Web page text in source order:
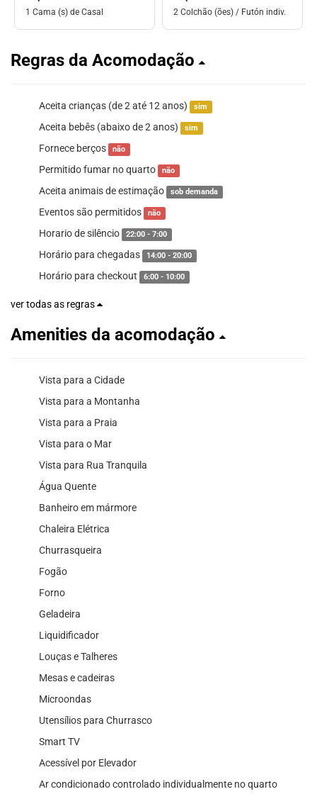
1 Cama (s) de Casal 2 Colchão (ões) / Futón indiv.
Regras da Acomodação
Aceita crianças (de 2 até 12 anos) sim
Aceita bebês (abaixo de 2 anos) sim
Fornece berços não
Permitido fumar no quarto não
Aceita animais de estimação sob demanda
Eventos são permitidos não
Horario de silêncio 22:00 - 7:00
Horário para chegadas 14:00 - 20:00
Horário para checkout 6:00 - 10:00
ver todas as regras
Amenities da acomodação
Vista para a Cidade
Vista para a Montanha
Vista para a Praia
Vista para o Mar
Vista para Rua Tranquila
Água Quente
Banheiro em mármore
Chaleira Elétrica
Churrasqueira
Fogão
Forno
Geladeira
Liquidificador
Louças e Talheres
Mesas e cadeiras
Microondas
Utensílios para Churrasco
Smart TV
Acessível por Elevador
Ar condicionado controlado individualmente no quarto